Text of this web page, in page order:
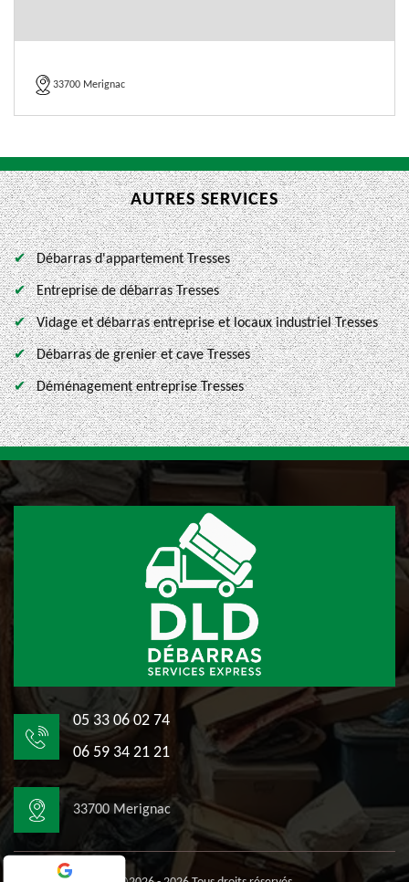
33700 Merignac
AUTRES SERVICES
Débarras d'appartement Tresses
Entreprise de débarras Tresses
Vidage et débarras entreprise et locaux industriel Tresses
Débarras de grenier et cave Tresses
Déménagement entreprise Tresses
05 33 06 02 74
06 59 34 21 21
33700 Merignac